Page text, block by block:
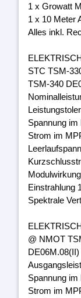
1 x Growatt
1 x 10 Meter
Alles inkl.
STC TSM-
TSM-340
Spannung
Strom im
Einstrahlung
Spektrale
@ NMOT
Spannung
Strom im